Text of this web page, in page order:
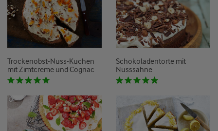
Trockenobst-Nuss-Kuchen
mit Zimtcreme und Cognac
Schokoladentorte mit
Nusssahne